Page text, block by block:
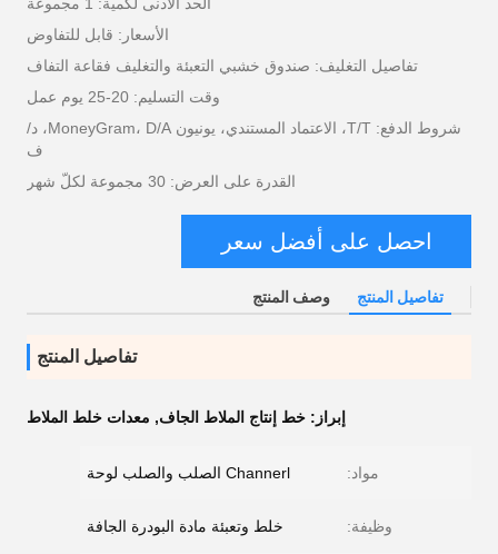
الأسعار: قابل للتفاوض
تفاصيل التغليف: صندوق خشبي التعبئة والتغليف فقاعة التفاف
وقت التسليم: 20-25 يوم عمل
شروط الدفع: T/T، الاعتماد المستندي، يونيون MoneyGram، D/A، د/
ف
القدرة على العرض: 30 مجموعة لكلّ شهر
احصل على أفضل سعر
تفاصيل المنتج وصف المنتج
تفاصيل المنتج
إبراز: خط إنتاج الملاط الجاف, معدات خلط الملاط
مواد: Channerl الصلب والصلب لوحة
وظيفة: خلط وتعبئة مادة البودرة الجافة